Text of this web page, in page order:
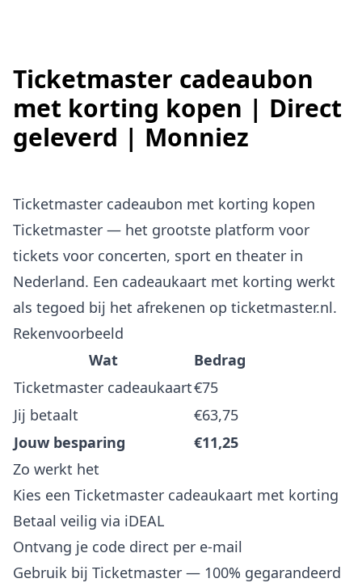
Ticketmaster cadeaubon
met korting kopen | Direct
geleverd | Monniez
Ticketmaster cadeaubon met korting kopen
Ticketmaster — het grootste platform voor
tickets voor concerten, sport en theater in
Nederland. Een cadeaukaart met korting werkt
als tegoed bij het afrekenen op ticketmaster.nl.
Rekenvoorbeeld
Wat
Bedrag
Ticketmaster cadeaukaart€75
Jij betaalt
€63,75
Jouw besparing
€11,25
Zo werkt het
Kies een Ticketmaster cadeaukaart met korting
Betaal veilig via iDEAL
Ontvang je code direct per e-mail
Gebruik bij Ticketmaster — 100% gegarandeerd